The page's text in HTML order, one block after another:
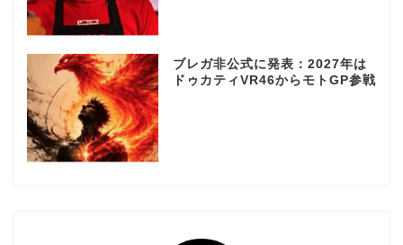
ブレガ非公式に発表：2027年は
ドゥカティVR46からモトGP参戦